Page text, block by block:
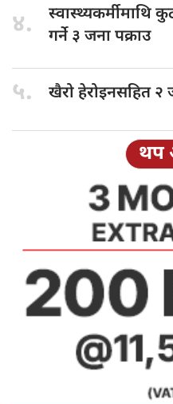
४. स्वास्थ्यकर्मीमाथि
गर्ने ३ जना पक्राउ
५. खैरो हेरोइनसहित२
थप